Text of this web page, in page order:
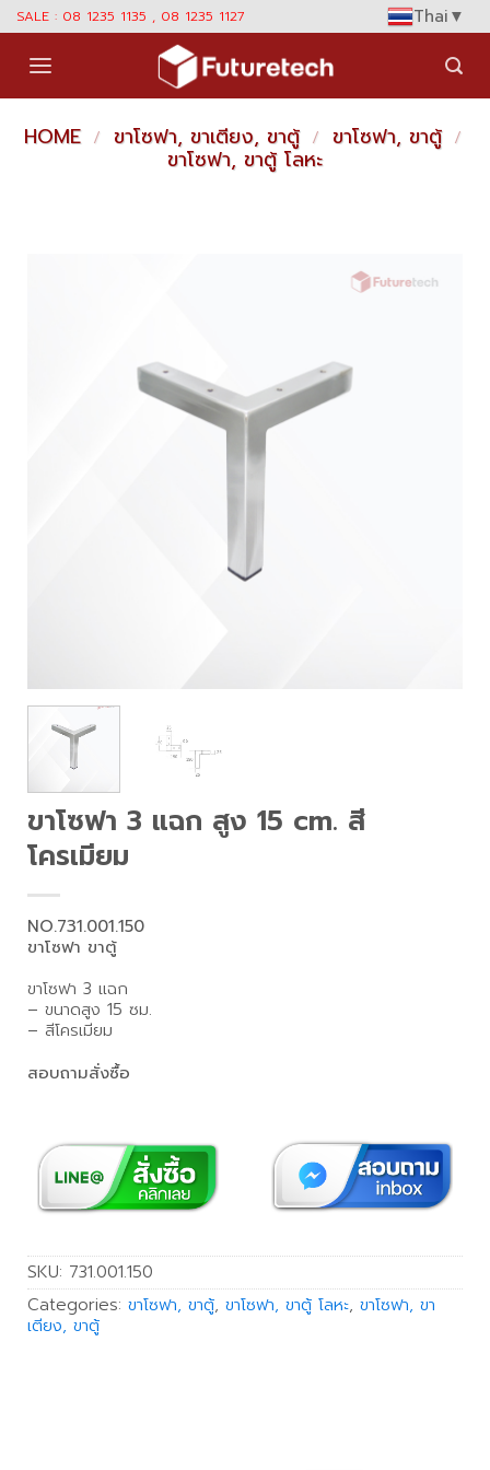
Skip
content
SALE : 08 1235 1135 , 08 1235 1127 Thai▼
HOME / ขาโซฟา, ขาเตียง, ขาตู้ / ขาโซฟา, ขาตู้ /
ขาโซฟา, ขาตู้ โลหะ
ขาโซฟา 3 แฉก สูง 15 cm. สี
โครเมียม
NO.731.001.150
ขาโซฟา ขาตู้
ขาโซฟา 3 แฉก
– ขนาดสูง 15 ซม.
– สีโครเมียม
สอบถามสั่งซื้อ
SKU: 731.001.150
Categories: ขาโซฟา, ขาตู้, ขาโซฟา, ขาตู้ โลหะ, ขาโซฟา, ขา
เตียง, ขาตู้